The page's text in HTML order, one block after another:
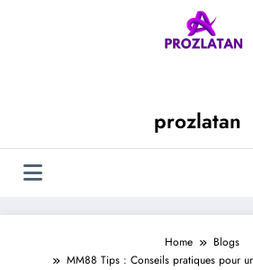
prozlatan
Home
Blogs
MM88 Tips : Conseils pratiques pour